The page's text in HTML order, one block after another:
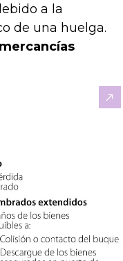
a la
de una huelga.